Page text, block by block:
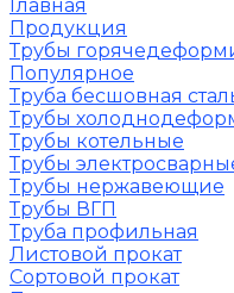
Главная
Продукция
Трубы
Популярное
Труба бесшовная
Трубы
Трубы котельные
Трубы
Трубы нержавеющие
Трубы ВГП
Труба профильная
Листовой прокат
Сортовой прокат